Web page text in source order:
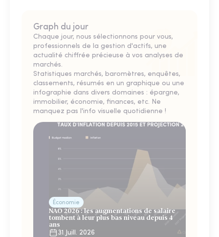
Graph du jour
Chaque jour, nous sélectionnons pour vous,
professionnels de la gestion d'actifs, une
actualité chiffrée précieuse à vos analyses de
marchés.
Statistiques marchés, baromètres, enquêtes,
classements, résumés en un graphique ou une
infographie dans divers domaines : épargne,
immobilier, économie, finances, etc. Ne
manquez pas l'info visuelle quotidienne !
Économie
NAO 2026 : les augmentations de salaire
tombent à leur plus bas niveau depuis 4
ans
31 Juill. 2026